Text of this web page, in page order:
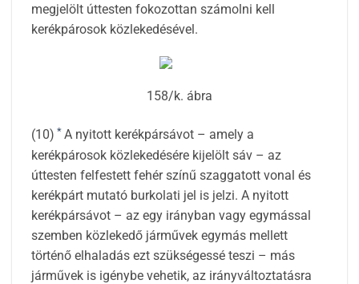
megjelölt úttesten fokozottan számolni kell
kerékpárosok közlekedésével.
158/k. ábra
(10) * A nyitott kerékpársávot – amely a
kerékpárosok közlekedésére kijelölt sáv – az
úttesten felfestett fehér színű szaggatott vonal és
kerékpárt mutató burkolati jel is jelzi. A nyitott
kerékpársávot – az egy irányban vagy egymással
szemben közlekedő járművek egymás mellett
történő elhaladás ezt szükségessé teszi – más
járművek is igénybe vehetik, az irányváltoztatásra